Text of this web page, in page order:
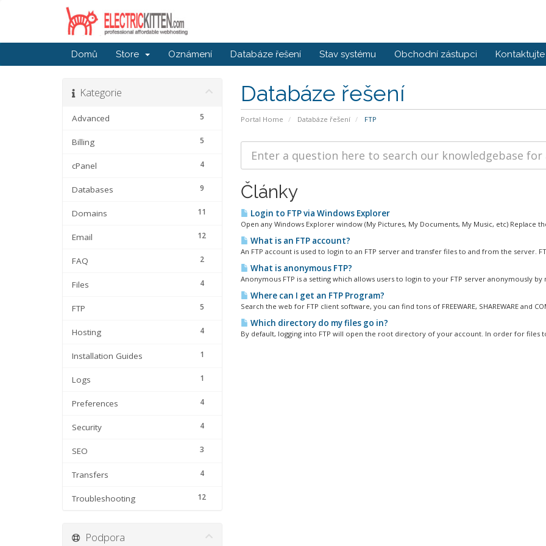
Domů Store Oznámení Databáze řešení Stav systému Obchodní zástupci
Databáze řešení
Portal Home Databáze řešení FTP
Kategorie
5
Advanced
5
Billing
4
cPanel
9
Databases
11
Domains
12
Email
2
FAQ
4
Files
5
FTP
4
Hosting
1
Installation Guides
1
Logs
4
Preferences
4
Security
3
SEO
4
Transfers
12
Troubleshooting
Články
Login to FTP via Windows Explorer
Open any Windows Explorer window (My Pictures, My Documents, My Music, etc) Replace
What is an FTP account?
An FTP account is used to login to an FTP server and transfer files to and from the server.
What is anonymous FTP?
Anonymous FTP is a setting which allows users to login to your FTP server anonymously by
Where can I get an FTP Program?
Search the web for FTP client software, you can find tons of FREEWARE, SHAREWARE and
Which directory do my files go in?
By default, logging into FTP will open the root directory of your account. In order for files
Podpora